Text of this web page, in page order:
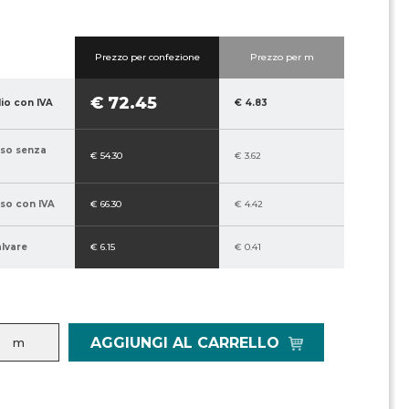
Prezzo per confezione Prezzo per m
con IVA € 72.45 € 4.83
senza
€ 54.30 € 3.62
con IVA € 66.30 € 4.42
€ 6.15 € 0.41
m AGGIUNGI AL CARRELLO